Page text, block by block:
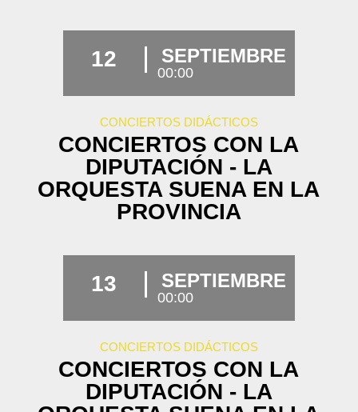
12 SEPTIEMBRE
00:00
CONCIERTOS DIDÁCTICOS
CONCIERTOS CON LA
DIPUTACIÓN - LA
ORQUESTA SUENA EN LA
PROVINCIA
13 SEPTIEMBRE
00:00
CONCIERTOS DIDÁCTICOS
CONCIERTOS CON LA
DIPUTACIÓN - LA